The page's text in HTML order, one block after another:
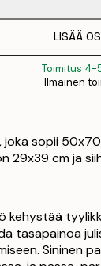
LISÄÄ
Toimitus 4-
Ilmainen
sopii
29x39 cm ja
tasapainoa
Sininen